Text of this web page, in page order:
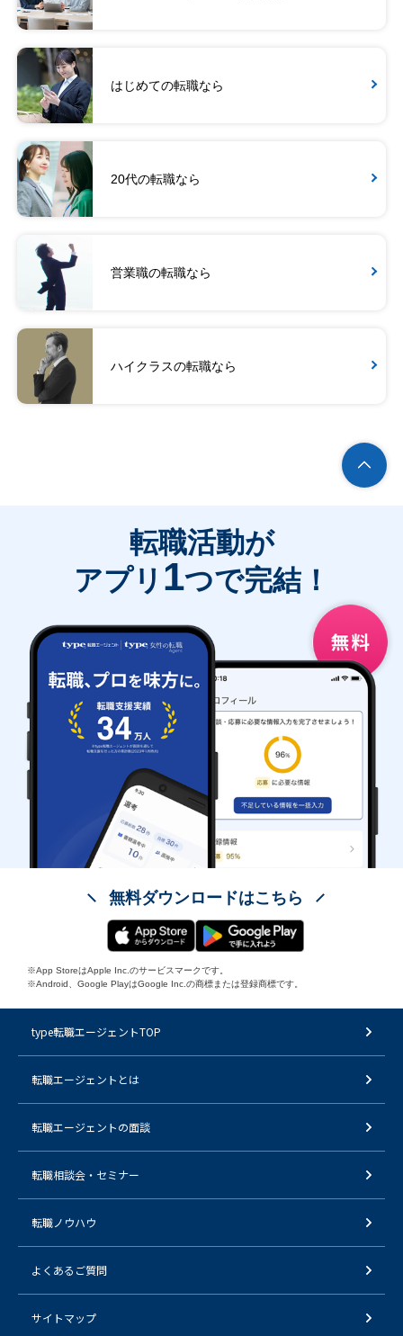
はじめての転職なら
20代の転職なら
営業職の転職なら
ハイクラスの転職なら
転職活動が
アプリ 1つで完結！
無料ダウンロードはこちら
※App StoreはApple Inc.のサービスマークです。
※Android、Google PlayはGoogle Inc.の商標または登録商標です。
type転職エージェントTOP
転職エージェントとは
転職エージェントの面談
転職相談会・セミナー
転職ノウハウ
よくあるご質問
サイトマップ